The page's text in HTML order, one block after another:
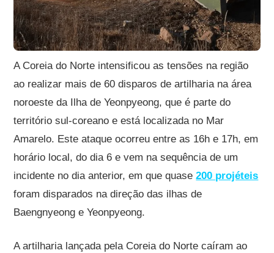
A Coreia do Norte intensificou as tensões na região
ao realizar mais de 60 disparos de artilharia na área
noroeste da Ilha de Yeonpyeong, que é parte do
território sul-coreano e está localizada no Mar
Amarelo. Este ataque ocorreu entre as 16h e 17h, em
horário local, do dia 6 e vem na sequência de um
incidente no dia anterior, em que quase200 projéteis
foram disparados na direção das ilhas de
Baengnyeong e Yeonpyeong.
A artilharia lançada pela Coreia do Norte caíram ao